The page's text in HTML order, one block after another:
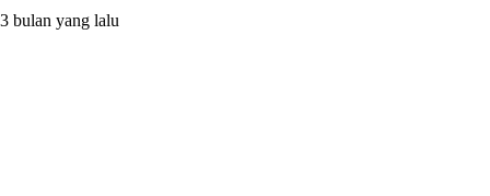
3 bulan yang lalu